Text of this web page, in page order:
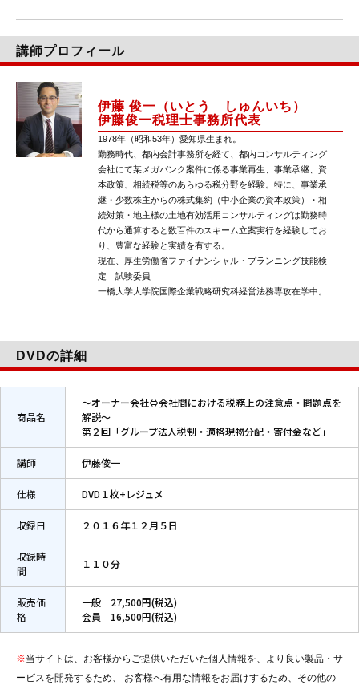
講師プロフィール
伊藤 俊一（いとう しゅんいち）
伊藤俊一税理士事務所代表
1978年（昭和53年）愛知県生まれ。
勤務時代、都内会計事務所を経て、都内コンサルティング
会社にて某メガバンク案件に係る事業再生、事業承継、資
本政策、相続税等のあらゆる税分野を経験。特に、事業承
継・少数株主からの株式集約（中小企業の資本政策）・相
続対策・地主様の土地有効活用コンサルティングは勤務時
代から通算すると数百件のスキーム立案実行を経験してお
り、豊富な経験と実績を有する。
現在、厚生労働省ファイナンシャル・プランニング技能検
定 試験委員
一橋大学大学院国際企業戦略研究科経営法務専攻在学中。
DVDの詳細
商品名
～オーナー会社⇔会社間における税務上の注意点・問題点を
解説～
第２回「グループ法人税制・適格現物分配・寄付金など」
講師 伊藤俊一
仕様 DVD１枚+レジュメ
収録日 ２０１６年１２月５日
収録時
間
１１０分
販売価
格
一般 27,500円(税込)
会員 16,500円(税込)
※当サイトは、お客様からご提供いただいた個人情報を、より良い製品・サ
ービスを開発するため、 お客様へ有用な情報をお届けするため、その他の